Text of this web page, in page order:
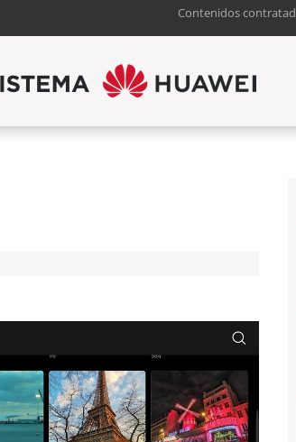
Contenidos